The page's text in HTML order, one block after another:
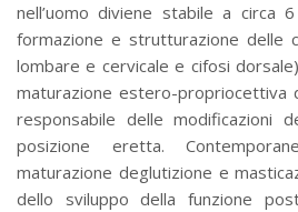
nell’uomo diviene stabile a circa
formazione e strutturazione delle
lombare e cervicale e cifosi
maturazione estero-propriocettiva
responsabile delle modificazioni
posizione eretta.
maturazione deglutizione e
dello sviluppo della funzione